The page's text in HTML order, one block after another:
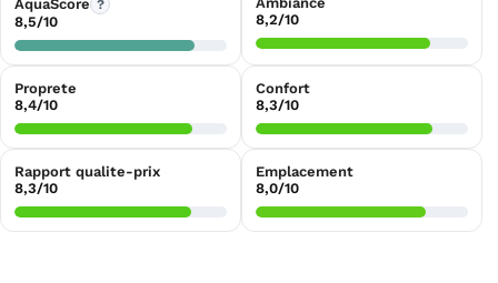
AquaScore ?
8,5/10
8,2/10
Proprete
8,4/10
Confort
8,3/10
Rapport qualite-prix
8,3/10
Emplacement
8,0/10